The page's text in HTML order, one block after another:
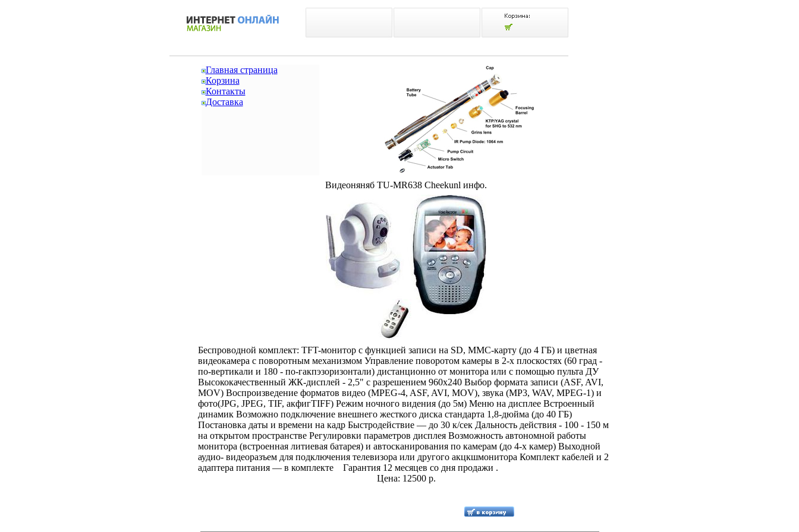
Главная страница
Корзина
Контакты
Доставка
Видеоняняб TU-MR638 Cheekunl инфо.
Беспроводной комплект: TFT-монитор с функцией записи на SD, MMC-карту (до 4 ГБ) и цветная
видеокамера с поворотным механизмом Управление поворотом камеры в 2-х плоскостях (60 град -
по-вертикали и 180 - по-гакпэзоризонтали) дистанционно от монитора или с помощью пульта ДУ
Высококачественный ЖК-дисплей - 2,5" с разрешением 960х240 Выбор формата записи (ASF, AVI,
MOV) Воспроизведение форматов видео (MPEG-4, ASF, AVI, MOV), звука (MP3, WAV, MPEG-1) и
фото(JPG, JPEG, TIF, акфигTIFF) Режим ночного видения (до 5м) Меню на дисплее Встроенный
динамик Возможно подключение внешнего жесткого диска стандарта 1,8-дюйма (до 40 ГБ)
Постановка даты и времени на кадр Быстродействие — до 30 к/сек Дальность действия - 100 - 150 м
на открытом пространстве Регулировки параметров дисплея Возможность автономной работы
монитора (встроенная литиевая батарея) и автосканирования по камерам (до 4-х камер) Выходной
аудио- видеоразъем для подключения телевизора или другого акцкшмонитора Комплект кабелей и 2
адаптера питания — в комплекте Гарантия 12 месяцев со дня продажи .
Цена: 12500 р.